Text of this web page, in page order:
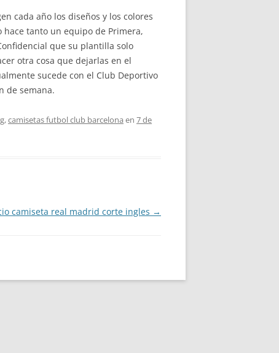
cada año los diseños y los colores
tanto un equipo de Primera,
que su plantilla solo
otra cosa que dejarlas en el
sucede con el Club Deportivo
de semana.
,camisetas futbol club barcelona en 7 de
camiseta real madrid corte ingles →